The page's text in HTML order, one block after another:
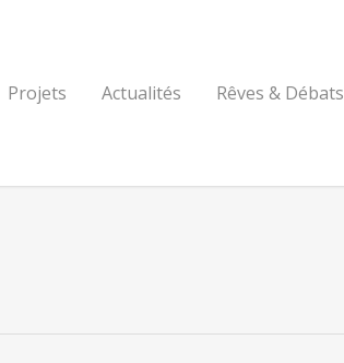
Projets Actualités Rêves & Débats